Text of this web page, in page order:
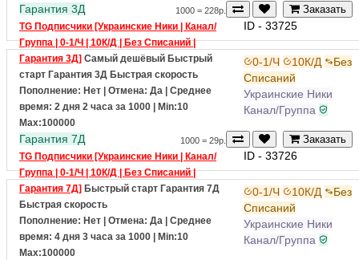
время: 30 минут за 1000
| Min:10 Max:100000
1000 = 228р.
Гарантия 3Д
TG Подписчики [Украинские Ники | Канал/
Группа | 0-1/Ч | 10К/Д | Без Списаний |
Гарантия 3Д] Самый дешёвый Быстрый
старт Гарантия 3Д
Быстрая скорость
Пополнение: Нет | Отмена: Да | Среднее
время: 2 дня 2 часа за 1000
Max:100000
ID - 33725
1000 = 29р.
0-1/Ч 10К/Д
Списаний
Украинские Ники
Гарантия 7Д
TG Подписчики [Украинские Ники | Канал/
Группа | 0-1/Ч | 10К/Д | Без Списаний |
Гарантия 7Д] Быстрый старт
Быстрая скорость
Пополнение: Нет | Отмена: Да | Среднее
время: 4 дня 3 часа за 1000
ID - 33726
0-1/Ч 10К/Д
Списаний
Украинские Ники